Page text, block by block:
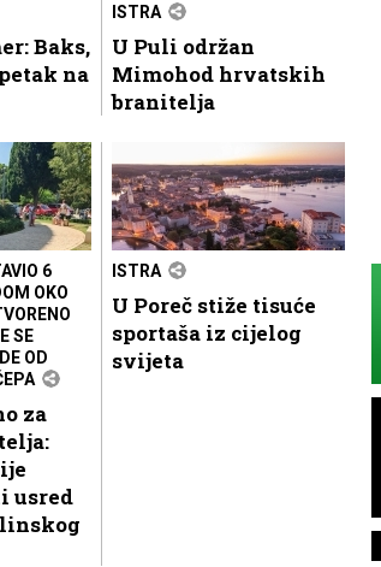
Baks,
na
ISTRA
U Puli održan
Mimohod hrvatskih
branitelja
6
OKO
SE
OD
za
usred
ISTRA
U Poreč stiže tisuće
sportaša iz cijelog
svijeta